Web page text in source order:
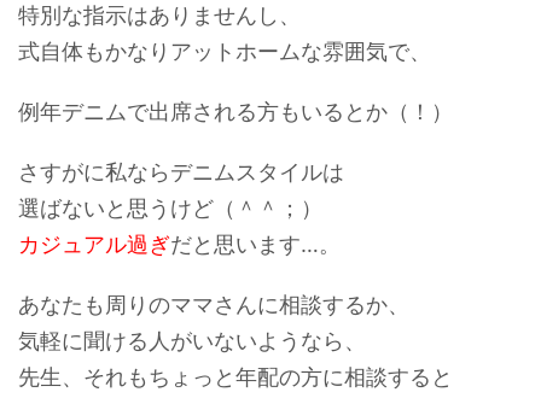
特別な指示はありませんし、
式自体もかなりアットホームな雰囲気で、
例年デニムで出席される方もいるとか（！）
さすがに私ならデニムスタイルは
選ばないと思うけど（＾＾；）
カジュアル過ぎだと思います…。
あなたも周りのママさんに相談するか、
気軽に聞ける人がいないようなら、
先生、それもちょっと年配の方に相談すると